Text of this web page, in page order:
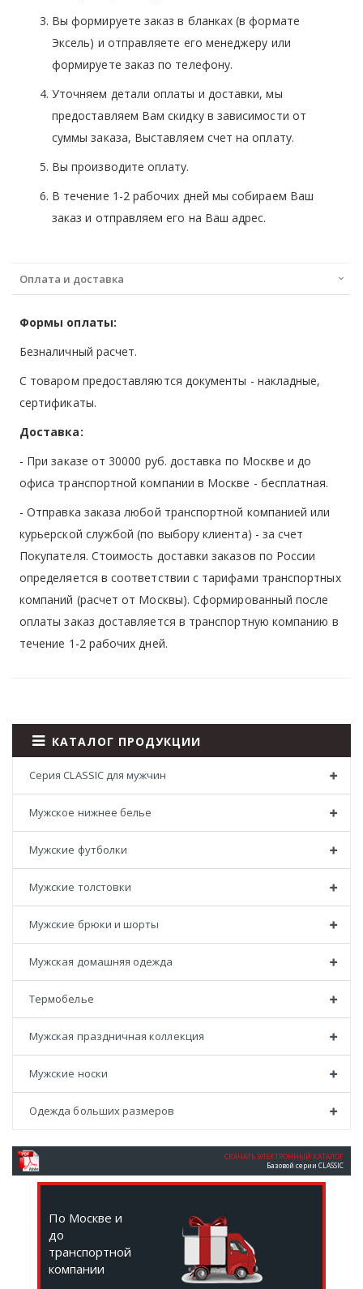
Вы формируете заказ в бланках (в формате
Эксель) и отправляете его менеджеру или
формируете заказ по телефону.
Уточняем детали оплаты и доставки, мы
предоставляем Вам скидку в зависимости от
суммы заказа, Выставляем счет на оплату.
Вы производите оплату.
В течение 1-2 рабочих дней мы собираем Ваш
заказ и отправляем его на Ваш адрес.
Оплата и доставка
Формы оплаты:
Безналичный расчет.
С товаром предоставляются документы - накладные,
сертификаты.
Доставка:
- При заказе от 30000 руб. доставка по Москве и до
офиса транспортной компании в Москве - бесплатная.
- Отправка заказа любой транспортной компанией или
курьерской службой (по выбору клиента) - за счет
Покупателя. Стоимость доставки заказов по России
определяется в соответствии с тарифами транспортных
компаний (расчет от Москвы). Сформированный после
оплаты заказ доставляется в транспортную компанию в
течение 1-2 рабочих дней.
КАТАЛОГ ПРОДУКЦИИ
Серия CLASSIC для мужчин
Мужское нижнее белье
Мужские футболки
Мужские толстовки
Мужские брюки и шорты
Мужская домашняя одежда
Термобелье
Мужская праздничная коллекция
Мужские носки
Одежда больших размеров
СКАЧАТЬ ЭЛЕКТРОННЫЙ КАТАЛОГ
Базовой серии CLASSIC
По Москве и
до
транспортной
компании